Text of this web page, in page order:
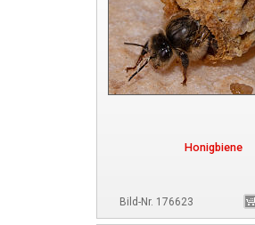
Honigbiene
Bild-Nr. 176623